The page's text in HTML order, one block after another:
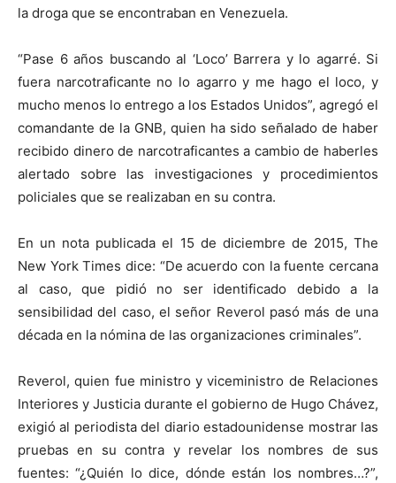
la droga que se encontraban en Venezuela.
“Pase 6 años buscando al ‘Loco’ Barrera y lo agarré. Si
fuera narcotraficante no lo agarro y me hago el loco, y
mucho menos lo entrego a los Estados Unidos”, agregó el
comandante de la GNB, quien ha sido señalado de haber
recibido dinero de narcotraficantes a cambio de haberles
alertado sobre las investigaciones y procedimientos
policiales que se realizaban en su contra.
En un nota publicada el 15 de diciembre de 2015, The
New York Times dice: “De acuerdo con la fuente cercana
al caso, que pidió no ser identificado debido a la
sensibilidad del caso, el señor Reverol pasó más de una
década en la nómina de las organizaciones criminales”.
Reverol, quien fue ministro y viceministro de Relaciones
Interiores y Justicia durante el gobierno de Hugo Chávez,
exigió al periodista del diario estadounidense mostrar las
pruebas en su contra y revelar los nombres de sus
fuentes: “¿Quién lo dice, dónde están los nombres…?”,